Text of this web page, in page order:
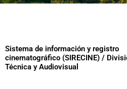
Sistema de información y registro
cinematográfico (SIRECINE) /
Técnica y Audiovisual